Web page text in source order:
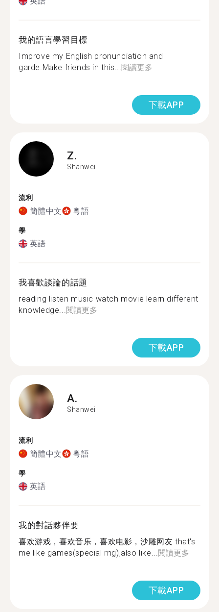
我的語言學習目標
Improve my English pronunciation and
garde.Make friends in this...閱讀更多
下載APP
Z.
Shanwei
流利
簡體中文 粵語
學
英語
我喜歡談論的話題
reading listen music watch movie learn different
knowledge...閱讀更多
下載APP
A.
Shanwei
流利
簡體中文 粵語
學
英語
我的對話夥伴要
喜欢游戏，喜欢音乐，喜欢电影，沙雕网友 that's
me like games(special rng),also like...閱讀更多
下載APP